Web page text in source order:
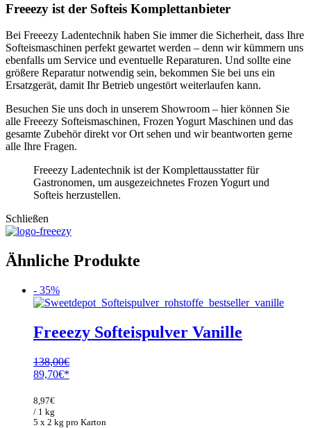
Freeezy ist der Softeis Komplettanbieter
Bei Freeezy Ladentechnik haben Sie immer die Sicherheit, dass Ihre
Softeismaschinen perfekt gewartet werden – denn wir kümmern uns
ebenfalls um Service und eventuelle Reparaturen. Und sollte eine
größere Reparatur notwendig sein, bekommen Sie bei uns ein
Ersatzgerät, damit Ihr Betrieb ungestört weiterlaufen kann.
Besuchen Sie uns doch in unserem Showroom – hier können Sie
alle Freeezy Softeismaschinen, Frozen Yogurt Maschinen und das
gesamte Zubehör direkt vor Ort sehen und wir beantworten gerne
alle Ihre Fragen.
Freeezy Ladentechnik ist der Komplettausstatter für
Gastronomen, um ausgezeichnetes Frozen Yogurt und
Softeis herzustellen.
Schließen
Ähnliche Produkte
- 35%
Freeezy Softeispulver Vanille
138,00€
Ursprünglicher
war:
138,00€
89,70€
5 x 2 kg pro Karton
8,97€
/ 1 kg